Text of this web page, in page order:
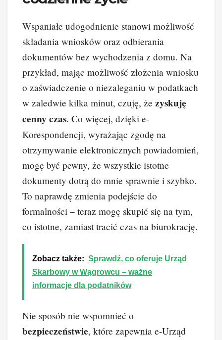
Wspaniałe udogodnienie stanowi możliwość
składania wniosków oraz odbierania
dokumentów bez wychodzenia z domu. Na
przykład, mając możliwość złożenia wniosku
o zaświadczenie o niezaleganiu w podatkach
w zaledwie kilka minut, czuję, że zyskuję
cenny czas. Co więcej, dzięki e-
Korespondencji, wyrażając zgodę na
otrzymywanie elektronicznych powiadomień,
mogę być pewny, że wszystkie istotne
dokumenty dotrą do mnie sprawnie i szybko.
To naprawdę zmienia podejście do
formalności – teraz mogę skupić się na tym,
co istotne, zamiast tracić czas na biurokrację.
Zobacz także: Sprawdź, co oferuje Urząd
Skarbowy w Wągrowcu – ważne
informacje dla podatników
Nie sposób nie wspomnieć o
bezpieczeństwie, które zapewnia e-Urząd